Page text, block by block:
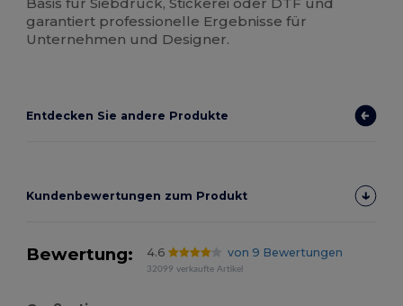
garantiert professionelle Ergebnisse für
Unternehmen und Designer.
Entdecken Sie andere Produkte
Kundenbewertungen zum Produkt
Bewertung: 4.6 von 9 Bewertungen
32099 verkaufte Artikel